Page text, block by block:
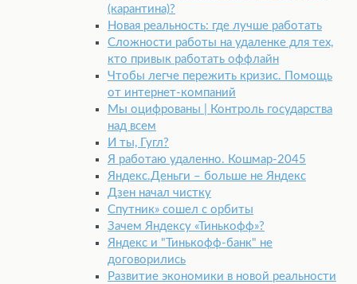
(карантина)?
Новая реальность: где лучше работать
Сложности работы на удаленке для тех,
кто привык работать оффлайн
Чтобы легче пережить кризис. Помощь
от интернет-компаний
Мы оцифрованы | Контроль государства
над всем
И ты, Гугл?
Я работаю удаленно. Кошмар-2045
Яндекс.Деньги – больше не Яндекс
Дзен начал чистку
Спутник» сошел с орбиты
Зачем Яндексу «Тинькофф»?
Яндекс и "Тинькофф-банк" не
договорились
Развитие экономики в новой реальности